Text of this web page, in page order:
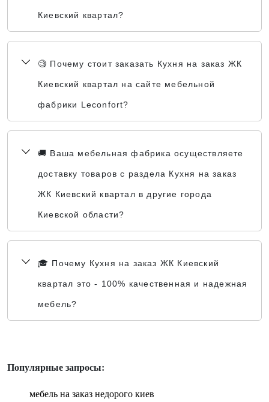
Киевский квартал?
🧐 Почему стоит заказать Кухня на заказ ЖК
Киевский квартал на сайте мебельной
фабрики Leconfort?
🚚 Ваша мебельная фабрика осуществляете
доставку товаров с раздела Кухня на заказ
ЖК Киевский квартал в другие города
Киевской области?
🎓 Почему Кухня на заказ ЖК Киевский
квартал это - 100% качественная и надежная
мебель?
Популярные запросы:
мебель на заказ недорого киев